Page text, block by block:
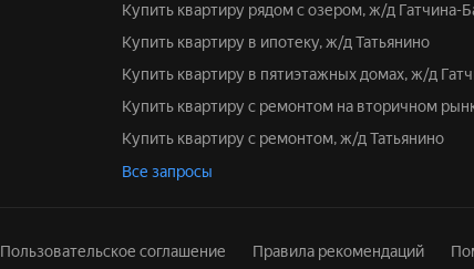
Купить квартиру рядом с озером, ж/д Гатчина-
Купить квартиру в ипотеку, ж/д Татьянино
Купить квартиру в пятиэтажных домах, ж/д
Купить квартиру с ремонтом на вторичном
Купить квартиру с ремонтом, ж/д Татьянино
Все запросы
Пользовательское соглашение Правила рекомендаций